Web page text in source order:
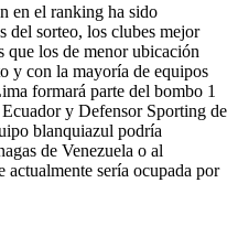
en el ranking ha sido
del sorteo, los clubes mejor
que los de menor ubicación
y con la mayoría de equipos
formará parte del bombo 1
y Defensor Sporting de
blanquiazul podría
de Venezuela o al
sería ocupada por